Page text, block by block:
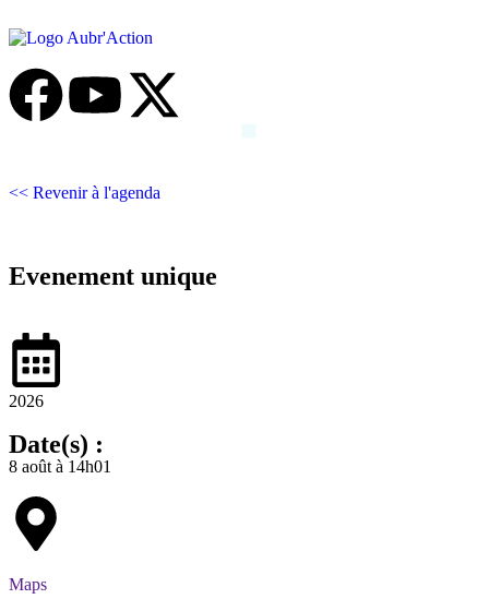
<< Revenir à l'agenda
Evenement unique
2026
Date(s) :
8 août à 14h01
Maps